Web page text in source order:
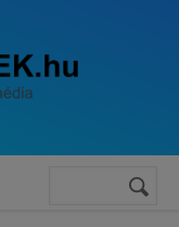
Keresés